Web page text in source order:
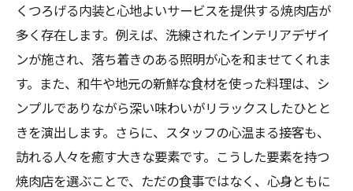
くつろげる内装と心地よいサービスを提供する焼肉店が
多く存在します。例えば、洗練されたインテリアデザイ
ンが施され、落ち着きのある照明が心を和ませてくれま
す。また、和牛や地元の新鮮な食材を使った料理は、シ
ンプルでありながら深い味わいがリラックスしたひとと
きを演出します。さらに、スタッフの心温まる接客も、
訪れる人々を癒す大きな要素です。こうした要素を持つ
焼肉店を選ぶことで、ただの食事ではなく、心身ともに